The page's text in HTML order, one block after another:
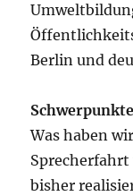
Berlin und
Schwerpunkte
Was haben
Sprecherfahrt
bisher